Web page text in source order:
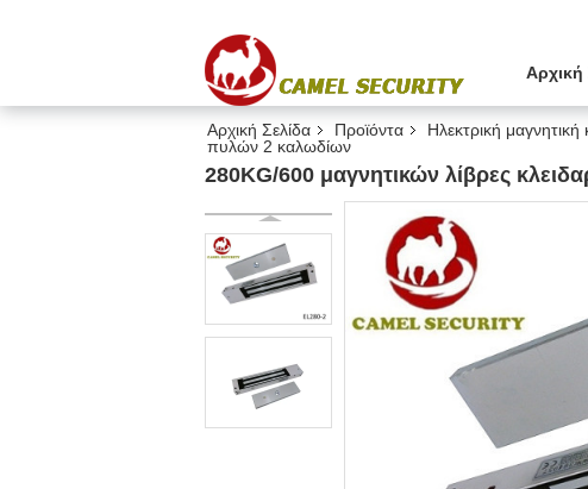
Αρχική
Αρχική Σελίδα Προϊόντα Ηλεκτρική μαγνητική
πυλών 2 καλωδίων
280KG/600 μαγνητικών λίβρες